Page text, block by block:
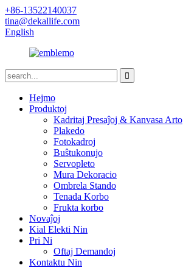
+86-13522140037
tina@dekallife.com
English
Hejmo
Produktoj
Kadritaj Presaĵoj & Kanvasa Arto
Plakedo
Fotokadroj
Buŝtukonujo
Servopleto
Mura Dekoracio
Ombrela Stando
Tenada Korbo
Frukta korbo
Novaĵoj
Kial Elekti Nin
Pri Ni
Oftaj Demandoj
Kontaktu Nin